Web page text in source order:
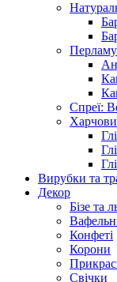
Спреї:
Вирубки та
Декор
Бізе та
Конфеті
Корони
Свічки